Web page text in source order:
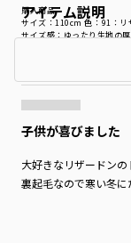
購入商品
サイズ感：ゆったり生地の
サイズ：110cm色：91：リ
子供が喜びました
大好きなリザードンの
裏起毛なので寒い冬に
アイテム説明